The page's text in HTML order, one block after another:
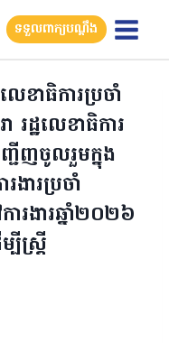
ទទួលពាក្យបណ្តឹង
ខាធិការប្រចាំ
ដ្ឋលេខាធិការ
ើញចូលរួមក្នុង
ារប្រចាំ
ងារឆ្នាំ២០២៦
បីស្រ្តី